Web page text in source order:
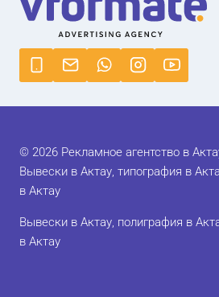
© 2026 Рекламное агентство в
Вывески в Актау, типография в
в Актау
Вывески в Актау, полиграфия в
в Актау